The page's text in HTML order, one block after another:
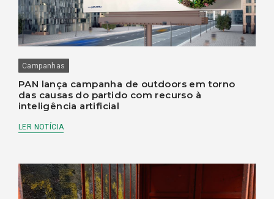
Campanhas
PAN lança campanha de outdoors em torno
das causas do partido com recurso à
inteligência artificial
LER NOTÍCIA